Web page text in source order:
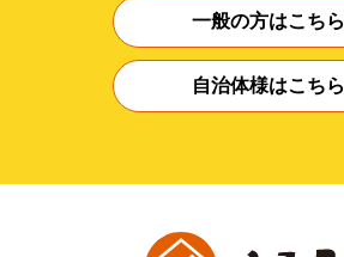
一般の方はこちら
自治体様はこちら